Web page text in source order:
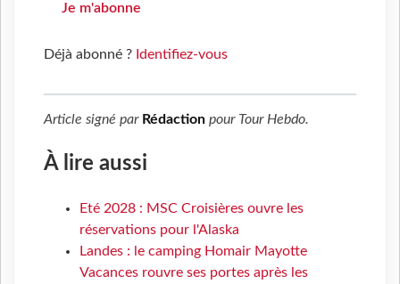
Je m'abonne
Déjà abonné ? Identifiez-vous
Article signé par Rédaction pour Tour Hebdo.
À lire aussi
Eté 2028 : MSC Croisières ouvre les
réservations pour l'Alaska
Landes : le camping Homair Mayotte
Vacances rouvre ses portes après les